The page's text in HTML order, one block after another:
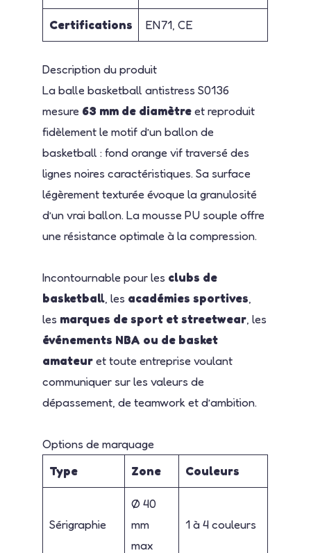
Certifications EN71, CE
Description du produit
La balle basketball antistress S0136
mesure 63 mm de diamètreet reproduit
fidèlement le motif d’un ballon de
basketball : fond orange vif traversé des
lignes noires caractéristiques. Sa surface
légèrement texturée évoque la granulosité
d’un vrai ballon. La mousse PU souple offre
une résistance optimale à la compression.
Incontournable pour les clubs de
basketball , les académies sportives
les marques de sport et streetwear , les
événements NBA ou de basket
amateuret toute entreprise voulant
communiquer sur les valeurs de
dépassement, de teamwork et d’ambition.
Options de marquage
Type
Zone Couleurs
Sérigraphie
Ø 40
mm
max
1 à 4 couleurs